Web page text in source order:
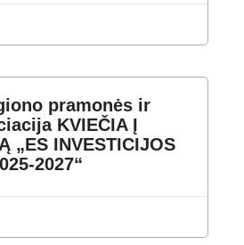
pramonės ir
KVIEČIA Į
„ES INVESTICIJOS
2027“